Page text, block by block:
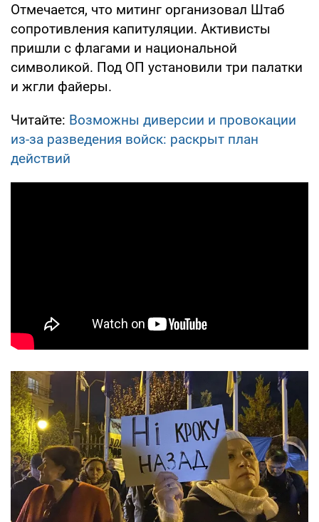
Отмечается, что митинг организовал Штаб
сопротивления капитуляции. Активисты
пришли с флагами и национальной
символикой. Под ОП установили три палатки
и жгли файеры.
Читайте: Возможны диверсии и провокации
из-за разведения войск: раскрыт план
действий